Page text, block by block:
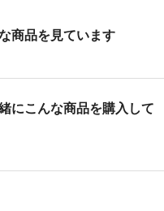
商品を見ています
にこんな商品を購入して